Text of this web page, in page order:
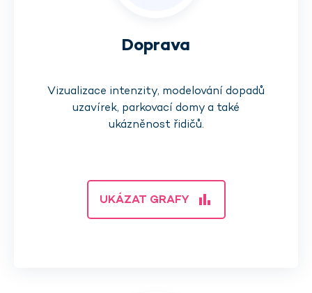
Doprava
Vizualizace intenzity, modelování dopadů
uzavírek, parkovací domy a také
ukázněnost řidičů.
UKÁZAT GRAFY bar_chart